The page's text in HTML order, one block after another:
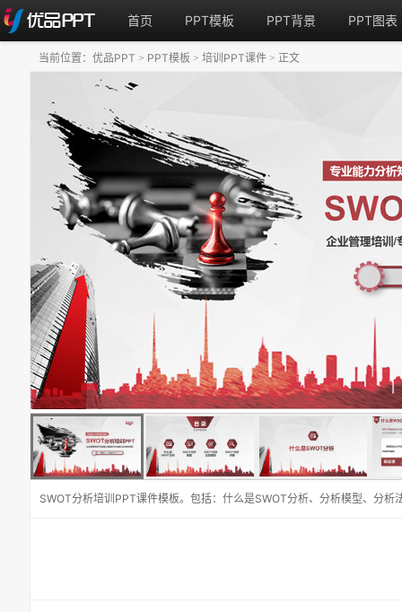
首页 PPT模板 PPT背景 PPT图表
SWOT分析培训PPT课件模板。包括：什么是SWOT分析、分析模型、分析
当前位置： 优品PPT > PPT模板 > 培训PPT课件 > 正文